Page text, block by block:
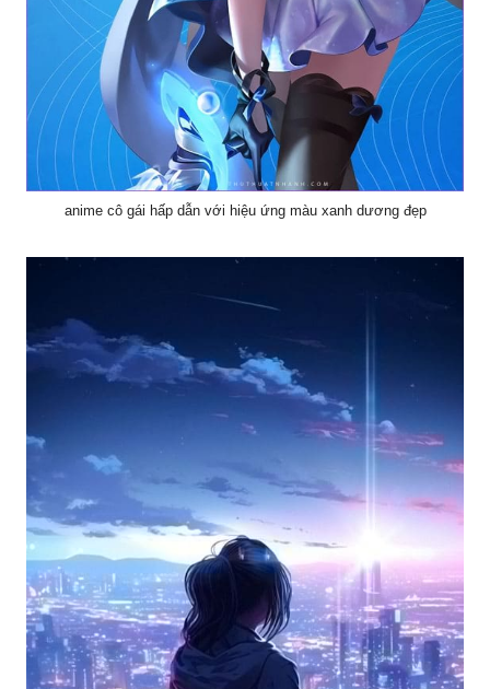
anime cô gái hấp dẫn với hiệu ứng màu xanh dương đẹp